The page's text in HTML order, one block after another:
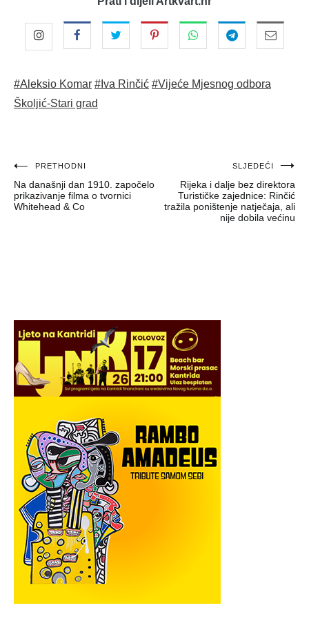
#Aleksio Komar #Iva Rinčić #Vijeće Mjesnog odbora
Školjić-Stari grad
Navigacija
objava
PRETHODNI
Na današnji dan 1910. započelo
prikazivanje filma o tvornici
Whitehead & Co
SLJEDEĆI
Rijeka i dalje bez direktora
Turističke zajednice: Rinčić
tražila poništenje natječaja, ali
nije dobila većinu